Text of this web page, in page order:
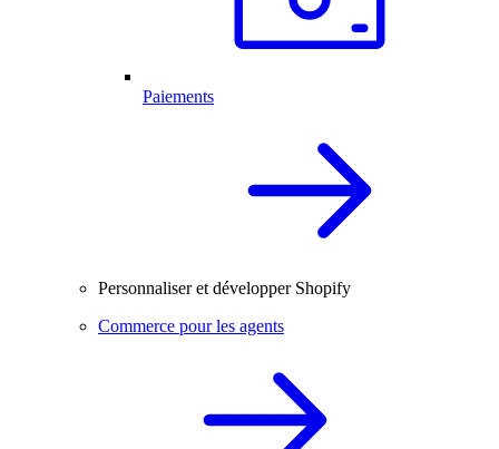
Paiements
Personnaliser et développer Shopify
Commerce pour les agents